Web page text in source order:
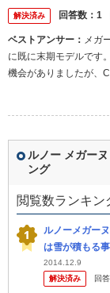
解決済み 回答数： 1
ベストアンサー： メガ
に既に末期モデルです
機会がありましたが、
ルノー メガー
ング
閲覧数ランキン
ルノーメガー
は雪が積もる
着可能なホイ
す。よ...
2014.12.9
解決済み
回